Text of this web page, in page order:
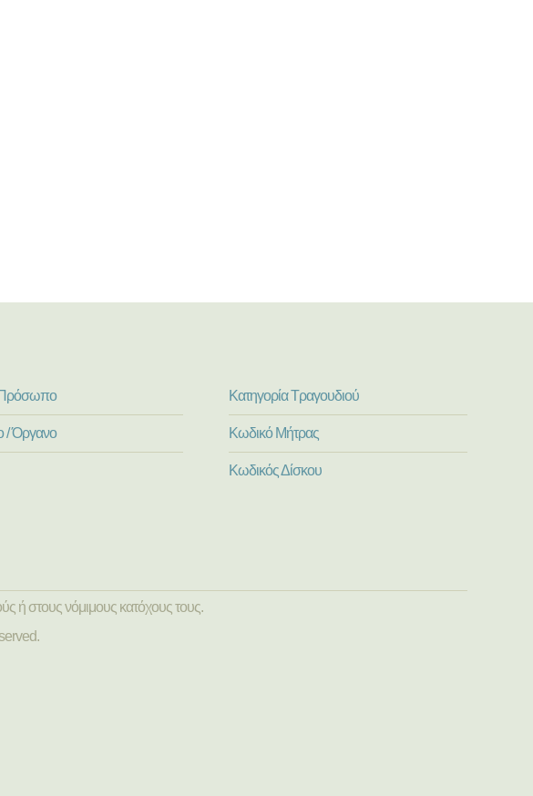
Όργανο
Κατηγορία Τραγουδιού
Κωδικό Μήτρας
Κωδικός Δίσκου
ή στους νόμιμους κατόχους τους.